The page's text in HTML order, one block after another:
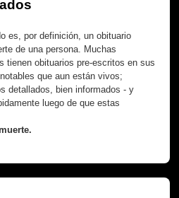
es, por definición, un obituario
de una persona. Muchas
tienen obituarios pre-escritos en sus
que aun están vivos;
detallados, bien informados - y
luego de que estas